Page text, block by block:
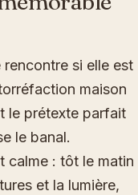
si elle est
maison
le prétexte parfait
le banal.
calme : tôt le matin
et la lumière,